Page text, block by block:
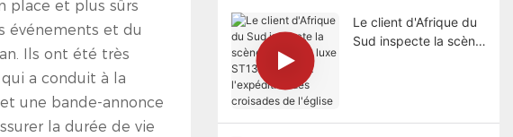
place et plus sûrs
événements et du
Ils ont été très
a conduit à la
une bande-annonce
la durée de vie
Le client d'Afrique du
Sud inspecte la scène